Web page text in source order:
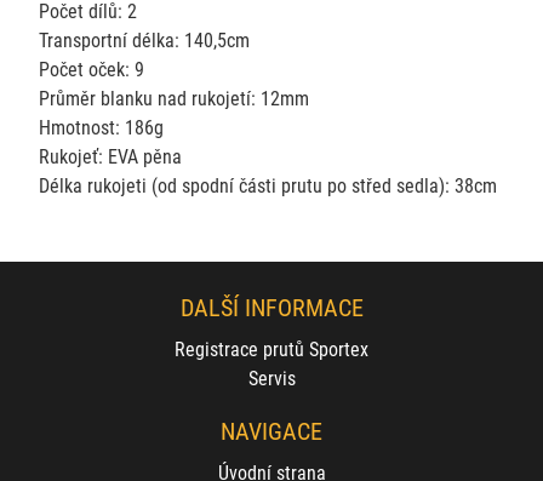
Počet dílů: 2
Transportní délka: 140,5cm
Počet oček: 9
Průměr blanku nad rukojetí: 12mm
Hmotnost: 186g
Rukojeť: EVA pěna
Délka rukojeti (od spodní části prutu po střed sedla): 38cm
DALŠÍ INFORMACE
Registrace prutů Sportex
Servis
NAVIGACE
Úvodní strana